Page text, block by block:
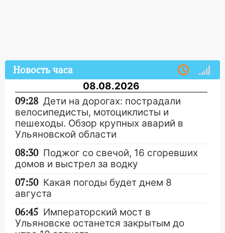
Новость часа
08.08.2026
09:28 Дети на дорогах: пострадали
велосипедисты, мотоциклисты и
пешеходы. Обзор крупных аварий в
Ульяновской области
08:30 Поджог со свечой, 16 сгоревших
домов и выстрел за водку
07:50 Какая погоды будет днем 8
августа
06:45 Императорский мост в
Ульяновске останется закрытым до